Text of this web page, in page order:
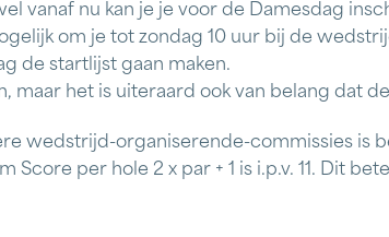
vanaf nu kan je je voor de Damesdag
om je tot zondag 10 uur bij de
de startlijst gaan maken.
maar het is uiteraard ook van belang dat
wedstrijd-organiserende-commissies is
Score per hole 2 x par + 1 is i.p.v. 11. Dit